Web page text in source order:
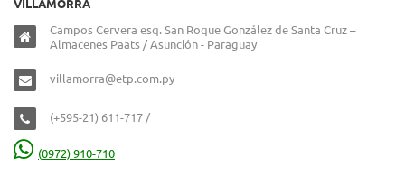
Campos Cervera esq. San Roque González de Santa Cruz –
Almacenes Paats / Asunción - Paraguay
villamorra@etp.com.py
(+595-21) 611-717 /
(0972) 910-710